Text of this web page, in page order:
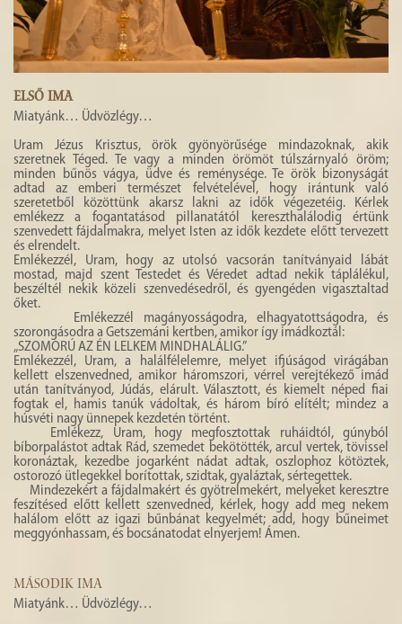
ELSŐ IMA
Miatyánk… Üdvözlégy…
Uram Jézus Krisztus, örök gyönyörűsége mindazoknak, akik
szeretnek Téged. Te vagy a minden örömöt túlszárnyaló öröm;
minden bűnös vágya, üdve és reménysége. Te örök bizonyságát
adtad az emberi természet felvételével, hogy irántunk való
szeretetből közöttünk akarsz lakni az idők végezetéig. Kérlek
emlékezz a fogantatásod pillanatától kereszthalálodig értünk
szenvedett fájdalmakra, melyet Isten az idők kezdete előtt tervezett
és elrendelt.
Emlékezzél, Uram, hogy az utolsó vacsorán tanítványaid lábát
mostad, majd szent Testedet és Véredet adtad nekik táplálékul,
beszéltél nekik közeli szenvedésedről, és gyengéden vigasztaltad
őket.
Emlékezzél magányosságodra, elhagyatottságodra, és
szorongásodra a Getszemáni kertben, amikor így imádkoztál:
„SZOMORÚ AZ ÉN LELKEM MINDHALÁLIG.”
Emlékezzél, Uram, a halálfélelemre, melyet ifjúságod virágában
kellett elszenvedned, amikor háromszori, vérrel verejtékező imád
után tanítványod, Júdás, elárult. Választott, és kiemelt néped fiai
fogtak el, hamis tanúk vádoltak, és három bíró elítélt; mindez a
húsvéti nagy ünnepek kezdetén történt.
Emlékezz, Uram, hogy megfosztottak ruháidtól, gúnyból
bíborpalástot adtak Rád, szemedet bekötötték, arcul vertek, tövissel
koronáztak, kezedbe jogarként nádat adtak, oszlophoz kötöztek,
ostorozó ütlegekkel borítottak, szidtak, gyaláztak, sértegettek.
Mindezekért a fájdalmakért és gyötrelmekért, melyeket keresztre
feszítésed előtt kellett szenvedned, kérlek, hogy add meg nekem
halálom előtt az igazi bűnbánat kegyelmét; add, hogy bűneimet
meggyónhassam, és bocsánatodat elnyerjem! Ámen.
MÁSODIK IMA
Miatyánk… Üdvözlégy…